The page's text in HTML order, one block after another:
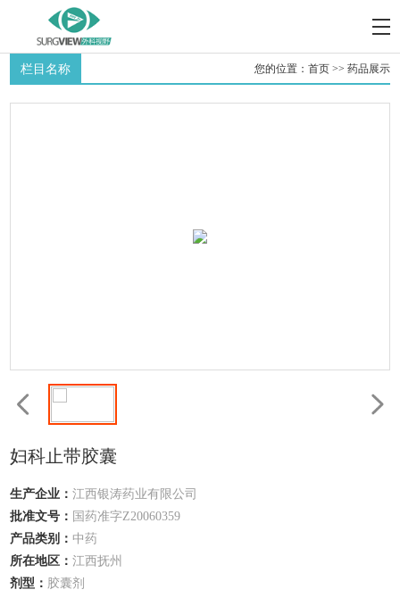
栏目名称 您的位置： 首页>> 药品展示
妇科止带胶囊
生产企业：江西银涛药业有限公司
批准文号： 国药准字Z20060359
产品类别： 中药
所在地区：江西抚州
剂型： 胶囊剂